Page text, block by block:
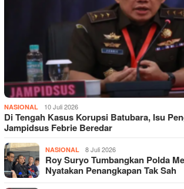
NASIONAL 10 Juli 2026
Di Tengah Kasus Korupsi Batubara, Isu
Jampidsus Febrie Beredar
NASIONAL 8 Juli 2026
Roy Suryo Tumbangkan Polda
Nyatakan Penangkapan Tak Sah